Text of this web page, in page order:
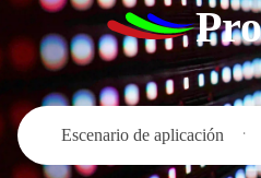
Escenario de aplicación